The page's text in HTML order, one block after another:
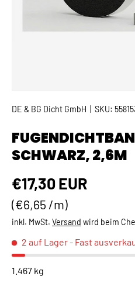
DE & BG Dicht GmbH SKU:
SCHWARZ, 2,6M
Normaler Preis
€17,30 EUR
Grundpreis
€6,65 /m
inkl. MwSt. Versand wird beim
2 auf Lager- Fast
1.467 kg